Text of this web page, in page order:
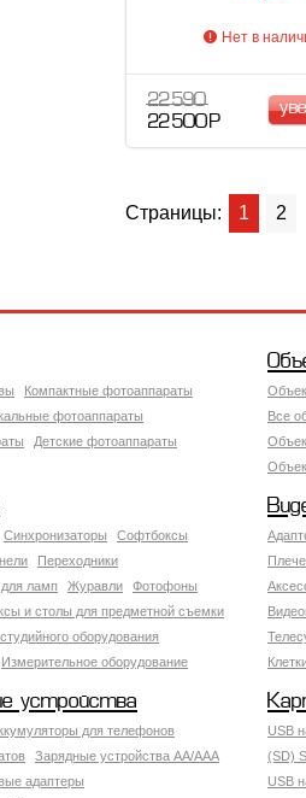
Нет в
22 590
22 500 Р
Страницы: 1 2
Компактные фотоаппараты
фотоаппараты
Детские фотоаппараты
Все
Синхронизаторы
Софтбоксы
Переходники
ламп Журавли
Фотофоны
и столы для предметной съемки
оборудования
Измерительное оборудование
устройства
для телефонов
Зарядные устройства AA/AAA
адаптеры
USB
(SD)
USB